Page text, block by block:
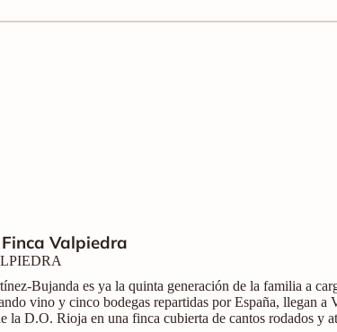
Valpiedra
Bujanda es ya la quinta generación de la familia a
vino y cinco bodegas repartidas por España, llegan a
la D.O. Rioja en una finca cubierta de cantos rodados y